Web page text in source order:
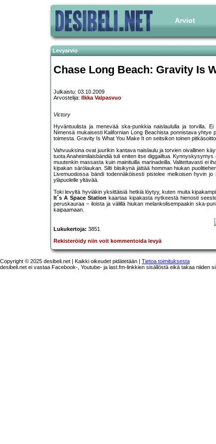
Arviot
Levyarvio
Chase Long Beach: Gravity Is
Julkaistu: 03.10.2009
Arvostelija:
Ilkka Valpasvuo
Victory
Hyväntuulista ja menevää ska-punkkia naislaululla ja torvilla.
Nimensä mukaisesti Kalifornian Long Beachista ponnistava yhtye
toimesta. Gravity Is What You Make It on seitsikon toinen
Vahvuuksina ovat juurikin kantava naislaulu ja torvien oivallinen
tuota Anaheimilaisbändiä tuli eniten itse diggailtua.
muutenkin massasta kuin mainituilla marinadeilla. Valitettavasti ei
kipakan särölaukan. Silti biisikynä jättää homman hiukan
Livemuodossa bändi todennäköisesti pistelee melkoisen hyvin
yläpuolelle yltävää.
Toki levyltä hyviäkin yksittäisiä hetkiä löytyy, kuten muita
It´s A Space Station kaartaa kipakasta nytkeestä hienosti
peruskauraa – iloista ja välillä hiukan melankolisempaakin ska-
kaipaamaan.
Lukukertoja: 3851
Rekisteröidy niin voit kommentoida levyä
Copyright © 2025 desibeli.net | Kaikki oikeudet pidätetään | Tietoa toimituksesta
desibeli.net ei vastaa Facebook-, Youtube- ja last.fm-linkkien sisällöstä eikä takaa niiden